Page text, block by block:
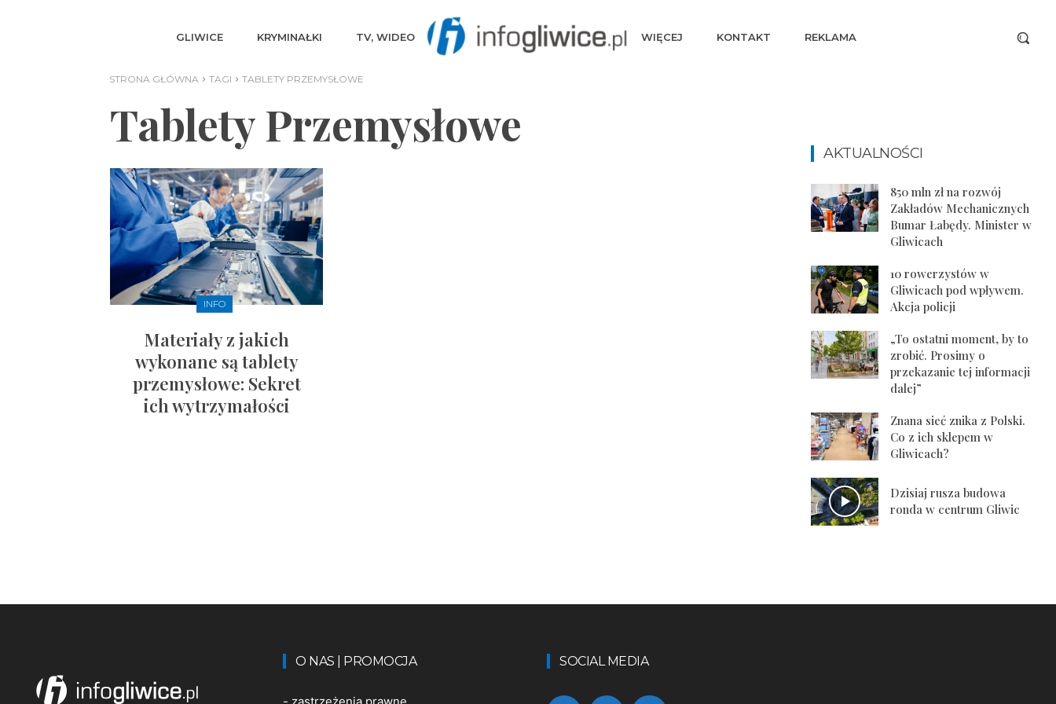
GLIWICE KRYMINAŁKI TV, WIDEO WIĘCEJ KONTAKT REKLAMA
STRONA GŁÓWNA TAGI TABLETY PRZEMYSŁOWE
Tablety Przemysłowe
INFO
Materiały z jakich
wykonane są tablety
przemysłowe: Sekret
ich wytrzymałości
AKTUALNOŚCI
850 mln zł na rozwój
Zakładów Mechanicznych
Bumar Łabędy. Minister w
Gliwicach
10 rowerzystów w
Gliwicach pod wpływem.
Akcja policji
„To ostatni moment, by to
zrobić. Prosimy o
przekazanie tej informacji
dalej”
Znana sieć znika z Polski.
Co z ich sklepem w
Gliwicach?
Dzisiaj rusza budowa
ronda w centrum Gliwic
O NAS | PROMOCJA
- zastrzeżenia prawne
SOCIAL MEDIA